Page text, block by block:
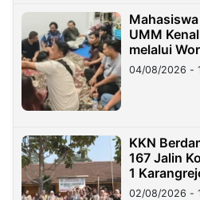
UMM
melalui
di Taiwan
04/08/2026 -
KKN
167 Jalin
1
02/08/2026 -